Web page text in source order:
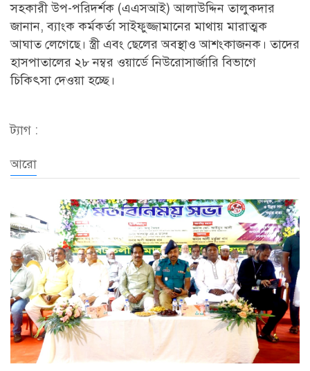
সহকারী উপ-পরিদর্শক (এএসআই) আলাউদ্দিন তালুকদার
জানান, ব্যাংক কর্মকর্তা সাইফুজ্জামানের মাথায় মারাত্মক
আঘাত লেগেছে। স্ত্রী এবং ছেলের অবস্থাও আশংকাজনক। তাদের
হাসপাতালের ২৮ নম্বর ওয়ার্ডে নিউরোসার্জারি বিভাগে
চিকিৎসা দেওয়া হচ্ছে।
ট্যাগ :
আরো